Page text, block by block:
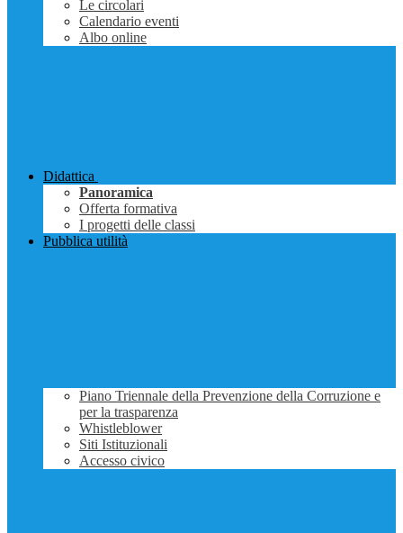
Le circolari
Calendario eventi
Albo online
Didattica
Panoramica
Offerta formativa
I progetti delle classi
Pubblica utilità
Piano Triennale della Prevenzione della Corruzione e
per la trasparenza
Whistleblower
Siti Istituzionali
Accesso civico